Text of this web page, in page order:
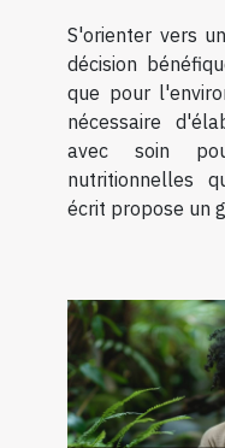
S'orienter vers
décision
que pour
nécessaire
avec soin
nutritionnelles
écrit propose un